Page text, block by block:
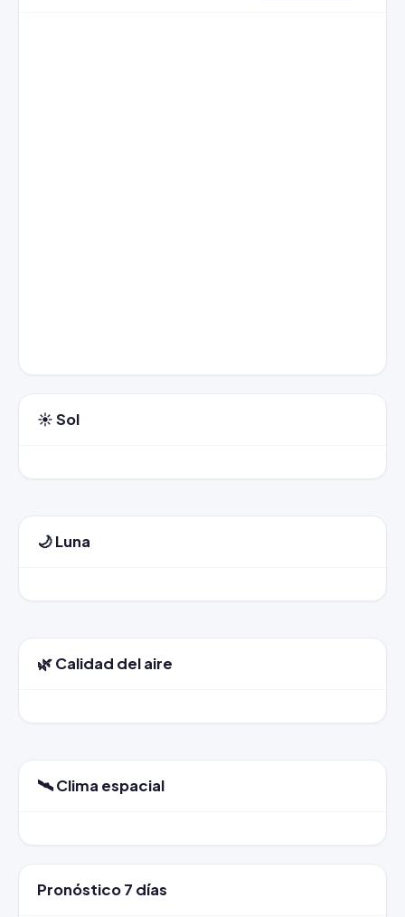
☀️ Sol
🌙 Luna
🌿 Calidad del aire
🛰️ Clima espacial
Pronóstico 7 días